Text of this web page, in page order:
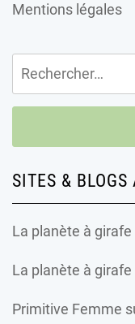
Mentions légales
Rechercher :
SITES & BLOGS
La planète à girafe
La planète à girafe
Primitive Femme